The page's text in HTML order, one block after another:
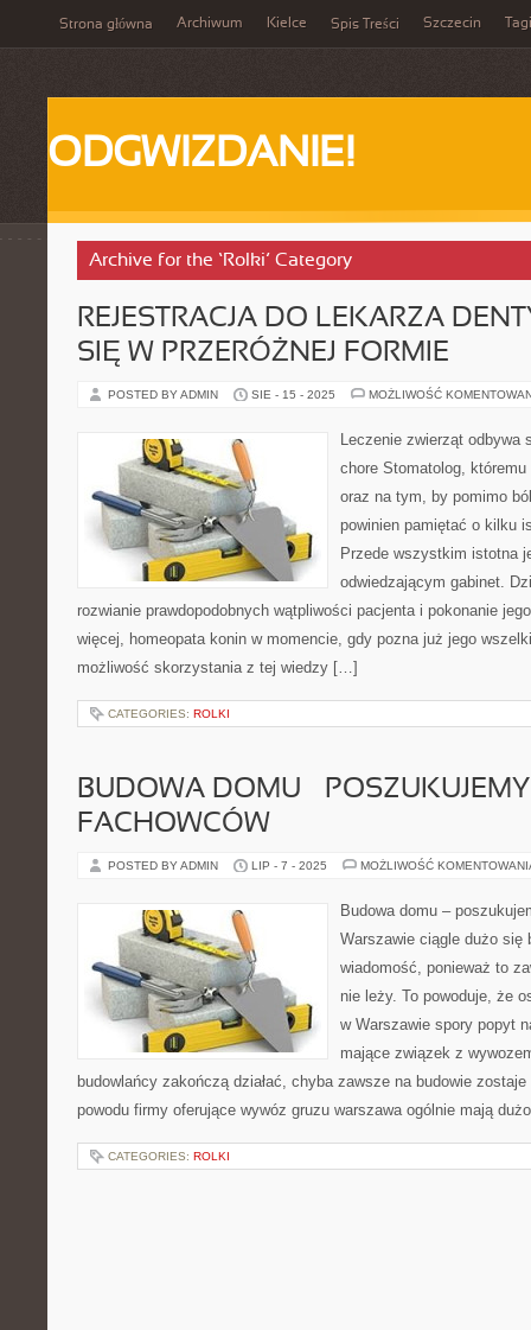
Strona główna Archiwum Kielce Spis Treści Szczecin Tagi
ODGWIZDANIE!
Archive for the ‘Rolki’ Category
REJESTRACJA DO LEKARZA
SIĘ W PRZERÓŻNEJ FORMIE
POSTED BY ADMIN SIE - 15 - 2025 MOŻLIWOŚĆ
Leczenie zwierząt odbywa
chore Stomatolog,
oraz na tym, by pomimo
powinien pamiętać o kilku
Przede wszystkim istotna
odwiedzającym gabinet.
rozwianie prawdopodobnych wątpliwości pacjenta i pokonanie
więcej, homeopata konin w momencie, gdy pozna już jego
możliwość skorzystania z tej wiedzy […]
CATEGORIES: ROLKI
BUDOWA DOMU – POSZUKUJEMY
FACHOWCÓW
POSTED BY ADMIN LIP - 7 - 2025 MOŻLIWOŚĆ
Budowa domu –
Warszawie ciągle dużo się
wiadomość, ponieważ to
nie leży. To powoduje, że
w Warszawie spory popyt
mające związek z
budowlańcy zakończą działać, chyba zawsze na budowie
powodu firmy oferujące wywóz gruzu warszawa ogólnie mają
CATEGORIES: ROLKI